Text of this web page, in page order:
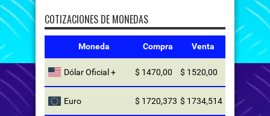
COTIZACIONES DE MONEDAS
Moneda Compra Venta
Dólar Oficial + $ 1470,00 $ 1520,00
Euro $ 1720,373 $ 1734,514